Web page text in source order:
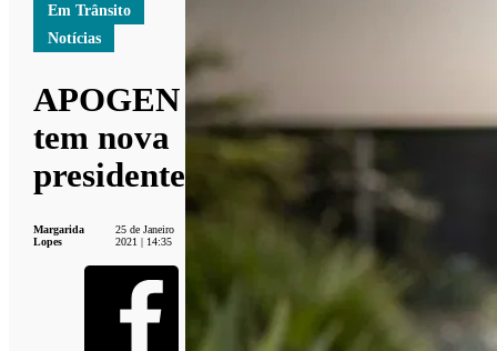
Em Trânsito
Notícias
APOGEN
tem nova
presidente
Margarida
Lopes
25 de Janeiro
2021 | 14:35